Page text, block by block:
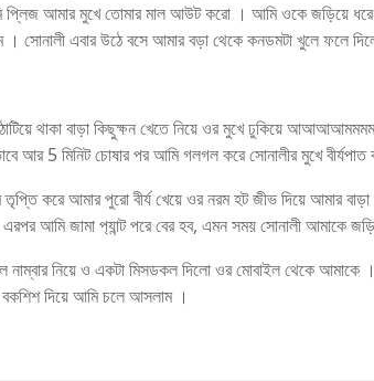
প্লিজ আমার মুখে তোমার মাল আউট করো । আমি ওকে জড়িয়ে ধরে
। সোনালী এবার উঠে বসে আমার বড়া থেকে কনডমটা খুলে ফলে
থাকা বাড়া কিছুক্ষন খেতে নিয়ে ওর মুখে ঢুকিয়ে
আর 5 মিনিট চোষার পর আমি গলগল করে সোনালীর মুখে বীর্যপাত
করে আমার পুরো বীর্য খেয়ে ওর নরম হট জীভ দিয়ে আমার
আমি জামা প‍্যান্ট পরে বের হব, এমন সময় সোনালী আমাকে
নাম্বার নিয়ে ও একটা মিসডকল দিলো ওর মোবাইল থেকে
বকশিশ দিয়ে আমি চলে আসলাম ।